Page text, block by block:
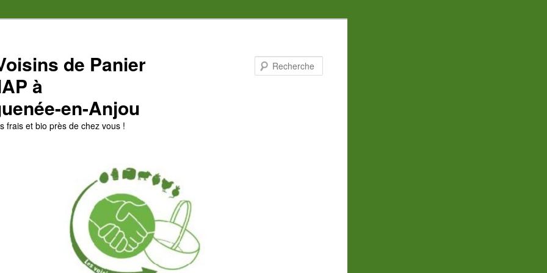
de Panier
à
en-Anjou
frais et bio près de chez vous !